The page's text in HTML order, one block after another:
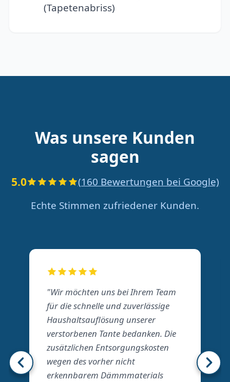
(Tapetenabriss)
Was unsere Kunden
sagen
5.0
(160 Bewertungen bei Google)
Echte Stimmen zufriedener Kunden.
"Wir möchten uns bei Ihrem Team
für die schnelle und zuverlässige
Haushaltsauflösung unserer
verstorbenen Tante bedanken. Die
zusätzlichen Entsorgungskosten
wegen des vorher nicht
erkennbarem Dämmmaterials